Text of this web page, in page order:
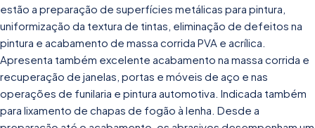
estão a preparação de superfícies metálicas para pintura,
uniformização da textura de tintas, eliminação de defeitos na
pintura e acabamento de massa corrida PVA e acrílica.
Apresenta também excelente acabamento na massa corrida e
recuperação de janelas, portas e móveis de aço e nas
operações de funilaria e pintura automotiva. Indicada também
para lixamento de chapas de fogão à lenha. Desde a